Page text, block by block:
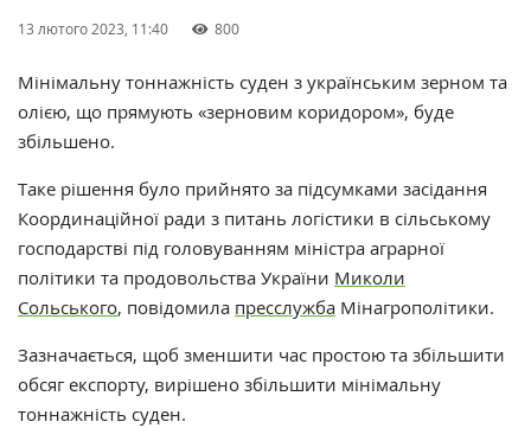
13 лютого 2023, 11:40 800
Мінімальну тоннажність суден з українським зерном та
олією, що прямують «зерновим коридором», буде
збільшено.
Таке рішення було прийнято за підсумками засідання
Координаційної ради з питань логістики в сільському
господарстві під головуванням міністра аграрної
політики та продовольства України Миколи
Сольського, повідомила пресслужба Мінагрополітики.
Зазначається, щоб зменшити час простою та збільшити
обсяг експорту, вирішено збільшити мінімальну
тоннажність суден.